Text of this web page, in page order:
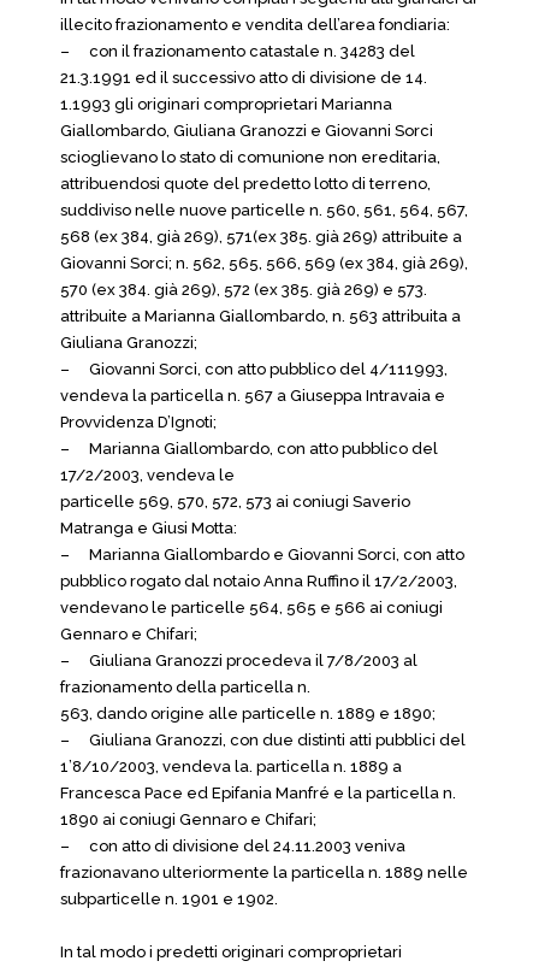
illecito frazionamento e vendita dell’area fondiaria:
–
con il frazionamento catastale n. 34283 del
21.3.1991 ed il successivo atto di divisione de 14.
1.1993 gli originari comproprietari Marianna
Giallombardo, Giuliana Granozzi e Giovanni Sorci
scioglievano lo stato di comunione non ereditaria,
attribuendosi quote del predetto lotto di terreno,
suddiviso nelle nuove particelle n. 560, 561, 564, 567,
568 (ex 384, già 269), 571(ex 385. già 269) attribuite a
Giovanni Sorci; n. 562, 565, 566, 569 (ex 384, già 269),
570 (ex 384. già 269), 572 (ex 385. già 269) e 573.
attribuite a Marianna Giallombardo, n. 563 attribuita a
Giuliana Granozzi;
–
Giovanni Sorci, con atto pubblico del 4/111993,
vendeva la particella n. 567 a Giuseppa Intravaia e
Provvidenza D’Ignoti;
–
Marianna Giallombardo, con atto pubblico del
17/2/2003, vendeva le
particelle 569, 570, 572, 573 ai coniugi Saverio
Matranga e Giusi Motta:
–
Marianna Giallombardo e Giovanni Sorci, con atto
pubblico rogato dal notaio Anna Ruffino il 17/2/2003,
vendevano le particelle 564, 565 e 566 ai coniugi
Gennaro e Chifari;
–
Giuliana Granozzi procedeva il 7/8/2003 al
frazionamento della particella n.
563, dando origine alle particelle n. 1889 e 1890;
–
Giuliana Granozzi, con due distinti atti pubblici del
1’8/10/2003, vendeva la. particella n. 1889 a
Francesca Pace ed Epifania Manfré e la particella n.
1890 ai coniugi Gennaro e Chifari;
–
con atto di divisione del 24.11.2003 veniva
frazionavano ulteriormente la particella n. 1889 nelle
subparticelle n. 1901 e 1902.
In tal modo i predetti originari comproprietari